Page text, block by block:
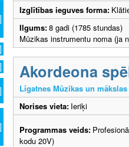
Izglītības ieguves forma:
Ilgums:8 gadi (1785 stundas)
Mūzikas instrumentu noma (ja
Akordeona
Līgatnes Mūzikas un
Norises vieta: Ieriķi
Programmas veids:
kodu 20V)